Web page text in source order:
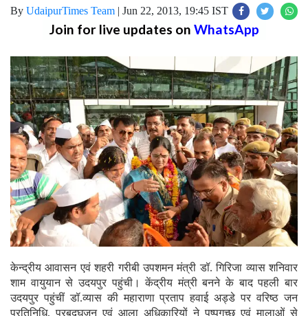
By UdaipurTimes Team | Jun 22, 2013, 19:45 IST
Join for live updates on WhatsApp
केन्द्रीय आवासन एवं शहरी गरीबी उपशमन मंत्री डॉ. गिरिजा व्यास शनिवार
शाम वायुयान से उदयपुर पहुंची। केंद्रीय मंत्री बनने के बाद पहली बार
उदयपुर पहुंचीं डॉ.व्यास की महाराणा प्रताप हवाई अड्डे पर वरिष्ठ जन
प्रतिनिधि, प्रबुद्घजन एवं आला अधिकारियों ने पुष्पगुच्छ एवं मालाओं से